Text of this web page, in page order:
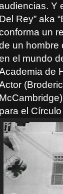
Y
Del Rey” aka
un
un hombre
el mundo
de
para el